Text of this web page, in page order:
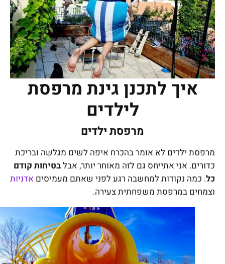
איך לתכנן גינת מרפסת
לילדים
מרפסת ילדים
מרפסת ילדים לא אומר בהכרח איפה לשים מגלשה ובריכת
כדורים. אני אתייחס גם לזה מאוחר יותר, אבלבטיחות קודם
. כמה נקודות למחשבה רגע לפני שאתם מעמיסיםאדניות
וצמחים במרפסת משפחתית צעירה.